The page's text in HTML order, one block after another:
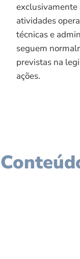
exclusivamente
atividades
técnicas e
seguem
previstas na
ações.